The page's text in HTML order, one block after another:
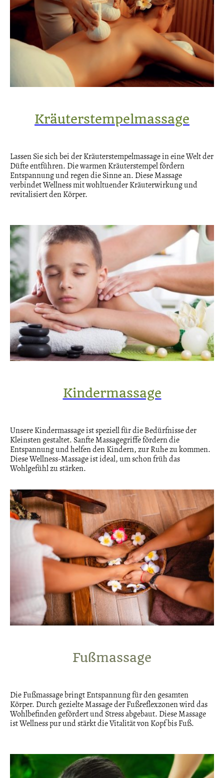
Kräuterstempelmassage
Lassen Sie sich bei der Kräuterstempelmassage in eine Welt der
Düfte entführen. Die warmen Kräuterstempel fördern
Entspannung und regen die Sinne an. Diese Massage
verbindet Wellness mit wohltuender Kräuterwirkung und
revitalisiert den Körper.
Kindermassage
Unsere Kindermassage ist speziell für die Bedürfnisse der
Kleinsten gestaltet. Sanfte Massagegriffe fördern die
Entspannung und helfen den Kindern, zur Ruhe zu kommen.
Diese Wellness-Massage ist ideal, um schon früh das
Wohlgefühl zu stärken.
Fußmassage
Die Fußmassage bringt Entspannung für den gesamten
Körper. Durch gezielte Massage der Fußreflexzonen wird das
Wohlbefinden gefördert und Stress abgebaut. Diese Massage
ist Wellness pur und stärkt die Vitalität von Kopf bis Fuß.